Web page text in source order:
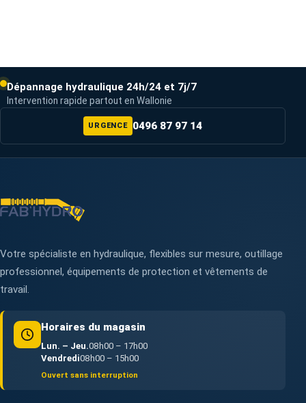
Dépannage hydraulique 24h/24 et 7j/7
Intervention rapide partout en Wallonie
URGENCE 0496 87 97 14
Votre spécialiste en hydraulique, flexibles sur mesure, outillage
professionnel, équipements de protection et vêtements de
travail.
Horaires du magasin
Lun. – Jeu.08h00 – 17h00
Vendredi08h00 – 15h00
Ouvert sans interruption